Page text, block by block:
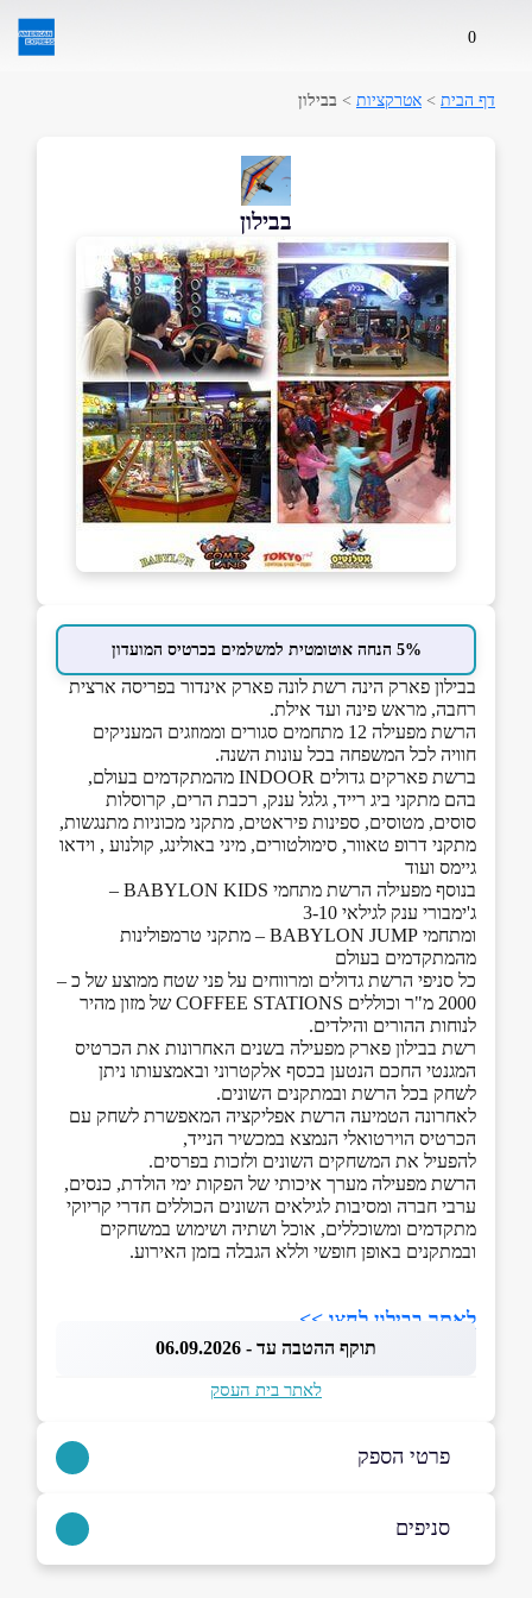
0
דף הבית > אטרקציות > בבילון
בבילון
5% הנחה אוטומטית למשלמים בכרטיס המועדון
בבילון פארק הינה רשת לונה פארק אינדור בפריסה ארצית
רחבה, מראש פינה ועד אילת.
הרשת מפעילה 12 מתחמים סגורים וממוזגים המעניקים
חוויה לכל המשפחה בכל עונות השנה.
ברשת פארקים גדולים INDOOR מהמתקדמים בעולם,
בהם מתקני ביג רייד, גלגל ענק, רכבת הרים, קרוסלות
סוסים, מטוסים, ספינות פיראטים, מתקני מכוניות מתנגשות,
מתקני דרופ טאוור, סימולטורים, מיני באולינג, קולנוע , וידאו
גיימס ועוד
בנוסף מפעילה הרשת מתחמי BABYLON KIDS –
ג'ימבורי ענק לגילאי 3-10
ומתחמי BABYLON JUMP – מתקני טרמפולינות
מהמתקדמים בעולם
כל סניפי הרשת גדולים ומרווחים על פני שטח ממוצע של כ –
2000 מ"ר וכוללים COFFEE STATIONS של מזון מהיר
לנוחות ההורים והילדים.
רשת בבילון פארק מפעילה בשנים האחרונות את הכרטיס
המגנטי החכם הנטען בכסף אלקטרוני ובאמצעותו ניתן
לשחק בכל הרשת ובמתקנים השונים.
לאחרונה הטמיעה הרשת אפליקציה המאפשרת לשחק עם
הכרטיס הוירטואלי הנמצא במכשיר הנייד,
להפעיל את המשחקים השונים ולזכות בפרסים.
הרשת מפעילה מערך איכותי של הפקות ימי הולדת, כנסים,
ערבי חברה ומסיבות לגילאים השונים הכוללים חדרי קריוקי
מתקדמים ומשוכללים, אוכל ושתיה ושימוש במשחקים
ובמתקנים באופן חופשי וללא הגבלה בזמן האירוע.
לאתר בבילון לחצו >>
תוקף ההטבה עד - 06.09.2026
לאתר בית העסק
פרטי הספק
באתר
סניפים